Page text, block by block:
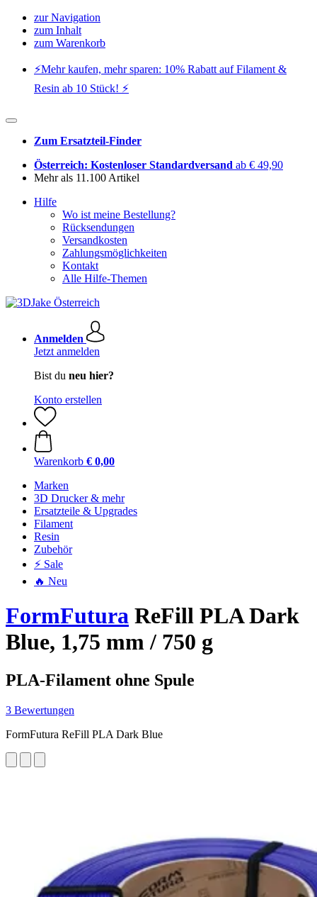
zur Navigation
zum Inhalt
zum Warenkorb
⚡️Mehr kaufen, mehr sparen: 10% Rabatt auf Filament &
Resin ab 10 Stück! ⚡️
Zum Ersatzteil-Finder
Österreich: Kostenloser Standardversand ab € 49,90
Mehr als 11.100 Artikel
Hilfe
Wo ist meine Bestellung?
Rücksendungen
Versandkosten
Zahlungsmöglichkeiten
Kontakt
Alle Hilfe-Themen
Anmelden
Jetzt anmelden
Bist du neu hier?
Konto erstellen
Warenkorb € 0,00
Marken
3D Drucker & mehr
Ersatzteile & Upgrades
Filament
Resin
Zubehör
⚡ Sale
🔥 Neu
FormFutura ReFill PLA Dark
Blue, 1,75 mm / 750 g
PLA-Filament ohne Spule
3 Bewertungen
FormFutura ReFill PLA Dark Blue